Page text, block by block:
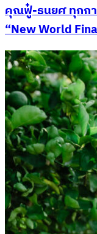
คุณฟู๋-ธนยศ ทุกกา
“New World